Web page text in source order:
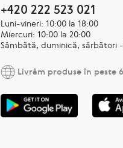
+420 222 523 021
Luni-vineri: 10:00 la 18:00
Miercuri: 10:00 la 20:00
Sâmbătă, duminică, sărbători
Livrăm produse în peste